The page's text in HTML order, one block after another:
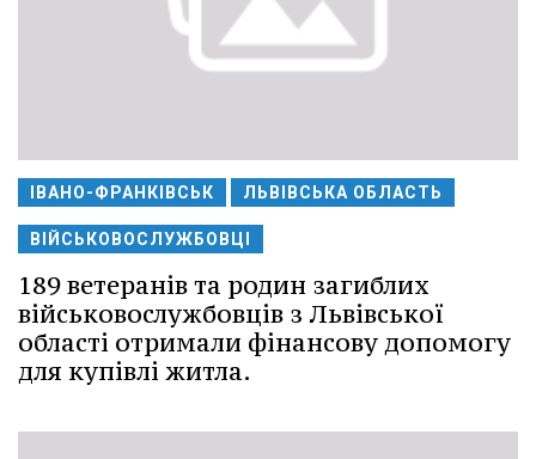
ІВАНО-ФРАНКІВСЬК ЛЬВІВСЬКА ОБЛАСТЬ
ВІЙСЬКОВОСЛУЖБОВЦІ
189 ветеранів та родин загиблих
військовослужбовців з Львівської
області отримали фінансову допомогу
для купівлі житла.